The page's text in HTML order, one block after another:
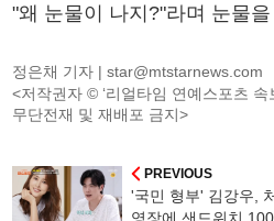
"왜 눈물이 나지?"라며 눈물
정은채 기자 |star@mtstarnews.com
<저작권자 © ‘리얼타임 연예스포츠 속
무단전재 및 재배포 금지>
PREVIOUS
'국민 형부' 김강우,
영장에 샌드위치